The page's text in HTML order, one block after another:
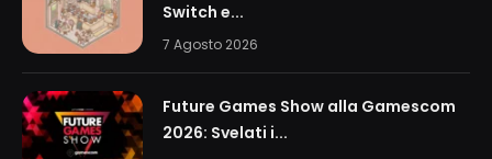
Switch e...
7 Agosto 2026
Future Games Show alla Gamescom
2026: Svelati i...